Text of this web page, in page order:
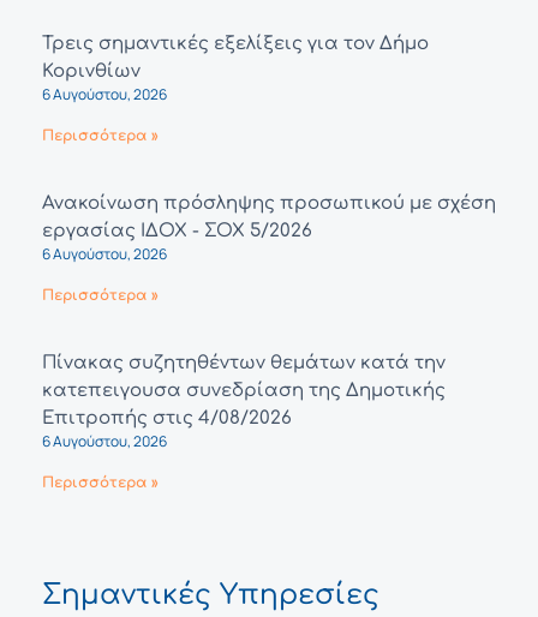
Τρεις σημαντικές εξελίξεις για τον Δήμο
Κορινθίων
6 Αυγούστου, 2026
Περισσότερα »
Ανακοίνωση πρόσληψης προσωπικού με σχέση
εργασίας ΙΔΟΧ - ΣΟΧ 5/2026
6 Αυγούστου, 2026
Περισσότερα »
Πίνακας συζητηθέντων θεμάτων κατά την
κατεπειγουσα συνεδρίαση της Δημοτικής
Επιτροπής στις 4/08/2026
6 Αυγούστου, 2026
Περισσότερα »
Σημαντικές Υπηρεσίες